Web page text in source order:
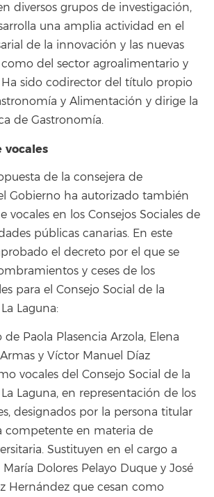
diversos grupos de investigación,
una amplia actividad en el
de la innovación y las nuevas
como del sector agroalimentario y
Ha sido codirector del título propio
y Alimentación y dirige la
de Gastronomía.
vocales
de la consejera de
Gobierno ha autorizado también
vocales en los Consejos Sociales de
públicas canarias. En este
el decreto por el que se
y ceses de los
para el Consejo Social de la
Laguna:
Paola Plasencia Arzola, Elena
y Víctor Manuel Díaz
vocales del Consejo Social de la
Laguna, en representación de los
designados por la persona titular
competente en materia de
Sustituyen en el cargo a
Dolores Pelayo Duque y José
Hernández que cesan como